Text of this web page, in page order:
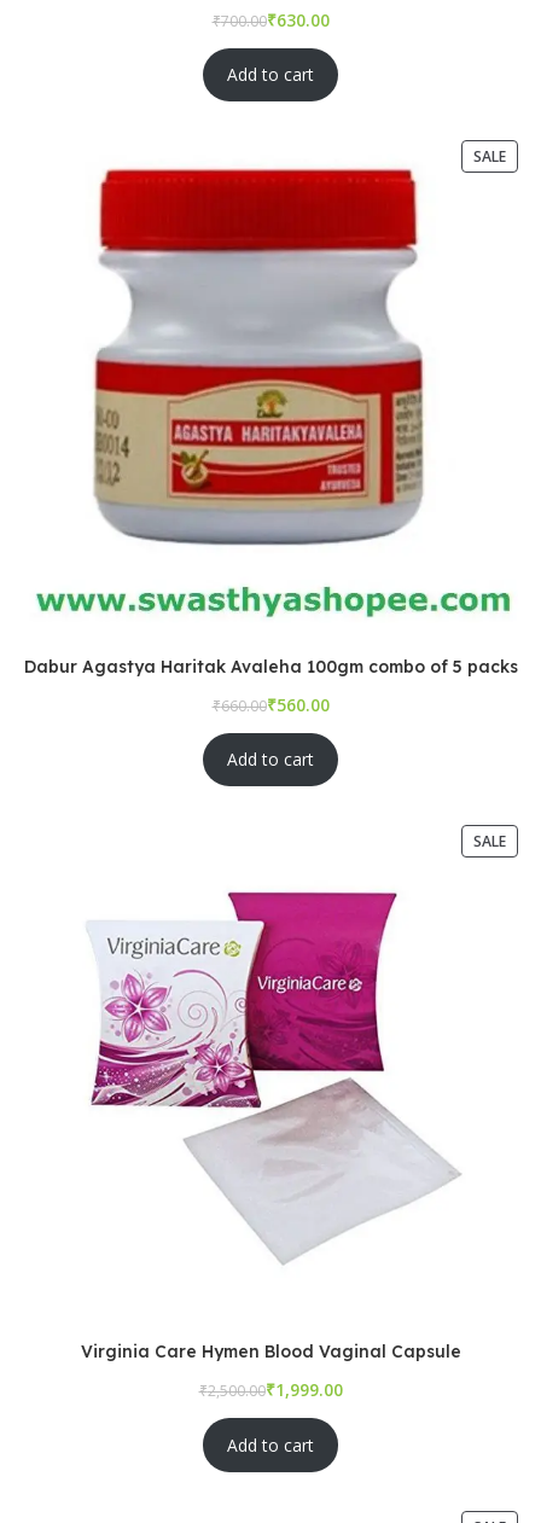
₹
₹
Add to cart
SALE
Dabur Agastya Haritak Avaleha 100gm combo of 5 packs
₹
₹
Add to cart
SALE
Virginia Care Hymen Blood Vaginal Capsule
₹
₹
Add to cart